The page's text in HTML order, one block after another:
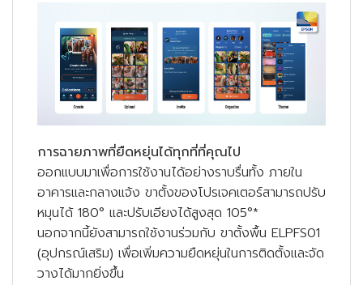
การฉายภาพที่ยืดหยุ่นได้ทุกที่ที่คุณไป
ออกแบบมาเพื่อการใช้งานได้อย่างราบรื่นทั้ง ภายใน
อาคารและกลางแจ้ง ขาตั้งของโปรเจคเตอร์สามารถปรับ
หมุนได้ 180° และปรับเอียงได้สูงสุด 105°*
นอกจากนี้ยังสามารถใช้งานร่วมกับ ขาตั้งพื้น ELPFS01
(อุปกรณ์เสริม) เพื่อเพิ่มความยืดหยุ่นในการติดตั้งและจัด
วางได้มากยิ่งขึ้น